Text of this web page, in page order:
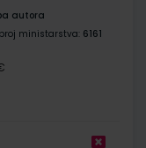
autora
ministarstva: 6161